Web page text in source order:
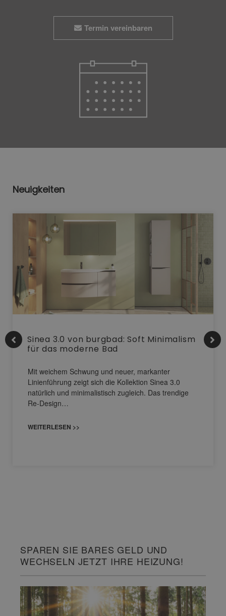
Termin vereinbaren
Neuigkeiten
Sinea 3.0 von burgbad: Soft Minimalism
für das moderne Bad
Mit weichem Schwung und neuer, markanter
Linienführung zeigt sich die Kollektion Sinea 3.0
natürlich und minimalistisch zugleich. Das trendige
Re-Design…
WEITERLESEN >>
SPAREN SIE BARES GELD UND
WECHSELN JETZT IHRE HEIZUNG!